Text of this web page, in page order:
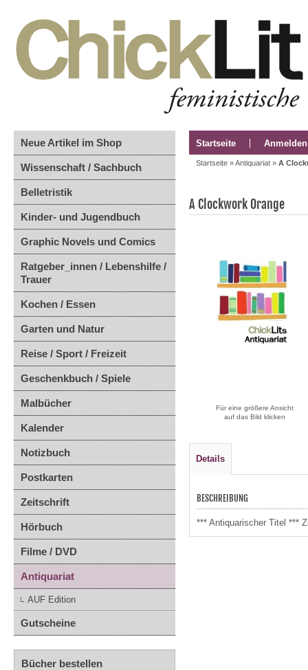
Neue Artikel im Shop
Wissenschaft / Sachbuch
Belletristik
Kinder- und Jugendbuch
Graphic Novels und Comics
Ratgeber_innen / Lebenshilfe /
Trauer
Kochen / Essen
Garten und Natur
Reise / Sport / Freizeit
Geschenkbuch / Spiele
Malbücher
Kalender
Notizbuch
Postkarten
Zeitschrift
Hörbuch
Filme / DVD
Antiquariat
AUF Edition
Gutscheine
Bücher bestellen
Startseite Anmelden
Startseite »Antiquariat » A
A Clockwork Orange
Für eine größere Ansicht
auf das Bild klicken
Details
BESCHREIBUNG
*** Antiquarischer Titel ***